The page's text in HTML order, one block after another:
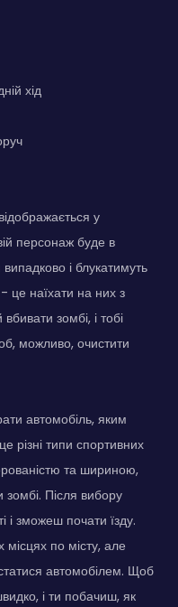
хід
у
персонаж буде в
і блукатимуть
це наїхати на них з
зомбі, і тобі
можливо, очистити
автомобіль, яким
різні типи спортивних
та шириною,
Після вибору
і зможеш почати їзду.
по місту, але
автомобілем. Щоб
і ти побачиш, як